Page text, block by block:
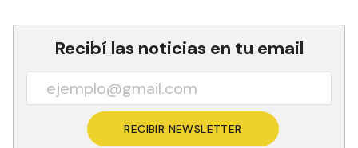
Recibí las noticias en tu email
RECIBIR NEWSLETTER